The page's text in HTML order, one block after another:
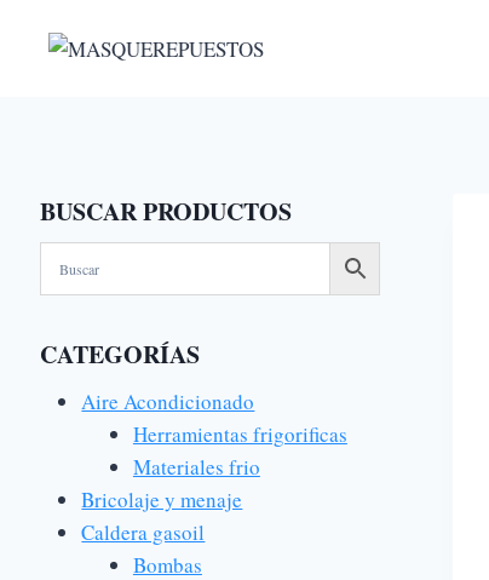
BUSCAR PRODUCTOS
CATEGORÍAS
Aire Acondicionado
Herramientas frigorificas
Materiales frio
Bricolaje y menaje
Caldera gasoil
Bombas